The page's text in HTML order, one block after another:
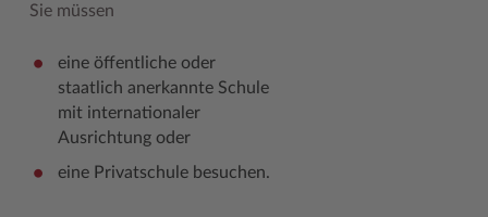
Sie müssen
eine öffentliche oder
staatlich anerkannte Schule
mit internationaler
Ausrichtung oder
eine Privatschule besuchen.